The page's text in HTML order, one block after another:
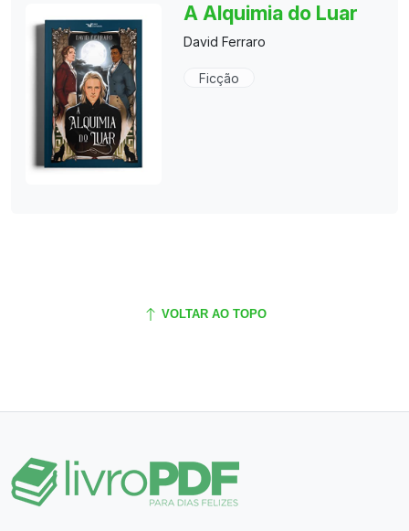
A Alquimia do Luar
David Ferraro
Ficção
VOLTAR AO TOPO